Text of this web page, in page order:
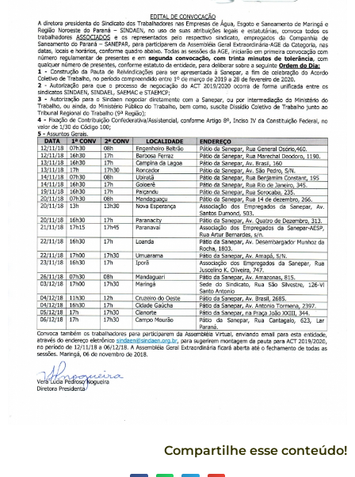
Compartilhe esse conteúdo!